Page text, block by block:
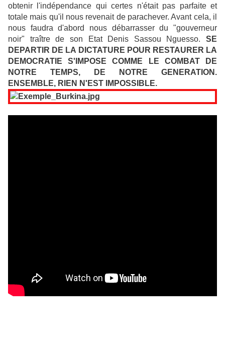
obtenir l'indépendance qui certes n'était pas parfaite et
totale mais qu'il nous revenait de parachever. Avant cela, il
nous faudra d'abord nous débarrasser du "gouverneur
noir" traître de son Etat Denis Sassou Nguesso. SE
DEPARTIR DE LA DICTATURE POUR RESTAURER LA
DEMOCRATIE S'IMPOSE COMME LE COMBAT DE
NOTRE TEMPS, DE NOTRE GENERATION.
ENSEMBLE, RIEN N'EST IMPOSSIBLE.